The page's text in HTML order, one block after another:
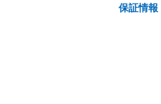
保証情報